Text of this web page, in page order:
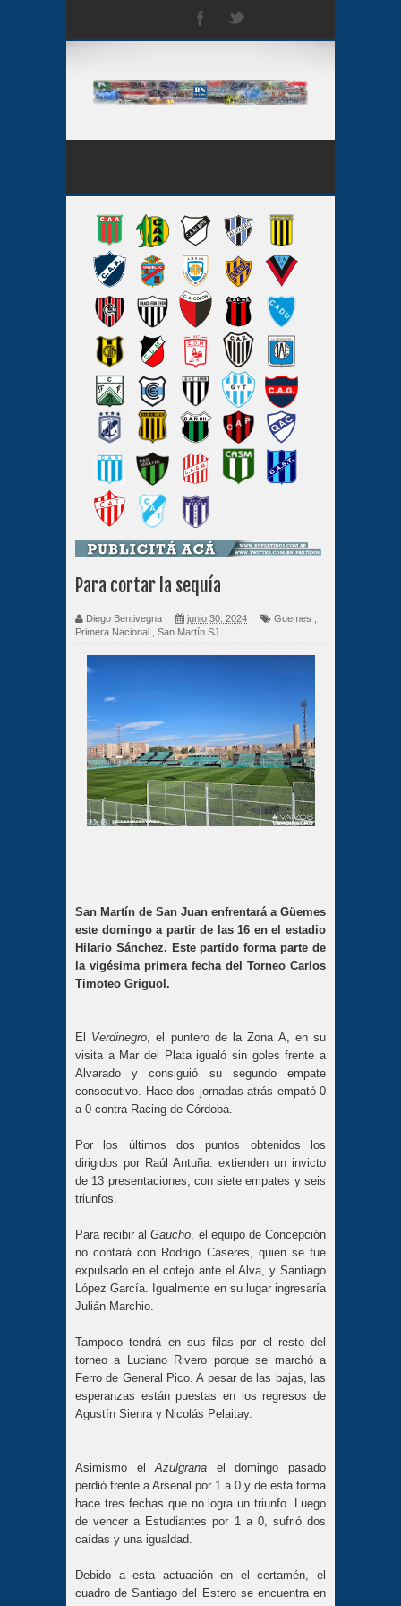
Para cortar la sequía
Diego Bentivegna junio 30, 2024 Guemes
Primera Nacional
San Martín SJ
San Martín de San Juan enfrentará a Güemes
este domingo a partir de las 16 en el estadio
Hilario Sánchez. Este partido forma parte de
la vigésima primera fecha del Torneo Carlos
Timoteo Griguol.
El Verdinegro, el puntero de la Zona A, en su
visita a Mar del Plata igualó sin goles frente a
Alvarado y consiguió su segundo empate
consecutivo. Hace dos jornadas atrás empató 0
a 0 contra Racing de Córdoba.
Por los últimos dos puntos obtenidos los
dirigidos por Raúl Antuña. extienden un invicto
de 13 presentaciones, con siete empates y seis
triunfos.
Para recibir alGaucho, el equipo de Concepción
no contará con Rodrigo Cáseres, quien se fue
expulsado en el cotejo ante el Alva, y Santiago
López García. Igualmente en su lugar ingresaría
Julián Marchio.
Tampoco tendrá en sus filas por el resto del
torneo a Luciano Rivero porque se marchó a
Ferro de General Pico. A pesar de las bajas, las
esperanzas están puestas en los regresos de
Agustín Sienra y Nicolás Pelaitay.
Asimismo elAzulgrana el domingo pasado
perdió frente a Arsenal por 1 a 0 y de esta forma
hace tres fechas que no logra un triunfo. Luego
de vencer a Estudiantes por 1 a 0, sufrió dos
caídas y una igualdad.
Debido a esta actuación en el certamén, el
cuadro de Santiago del Estero se encuentra en